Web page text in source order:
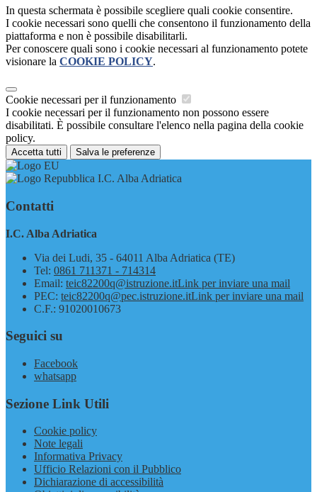
In questa schermata è possibile scegliere quali cookie consentire.
I cookie necessari sono quelli che consentono il funzionamento della
piattaforma e non è possibile disabilitarli.
Per conoscere quali sono i cookie necessari al funzionamento potete
visionare la COOKIE POLICY.
Cookie necessari per il funzionamento
I cookie necessari per il funzionamento non possono essere
disabilitati. È possibile consultare l'elenco nella pagina della cookie
policy.
Accetta tutti Salva le preferenze
I.C. Alba Adriatica
Contatti
I.C. Alba Adriatica
Via dei Ludi, 35 - 64011 Alba Adriatica (TE)
Tel: 0861 711371 - 714314
Email: teic82200q@istruzione.itLink per inviare una mail
PEC: teic82200q@pec.istruzione.itLink per inviare una mail
C.F.: 91020010673
Seguici su
Facebook
whatsapp
Sezione Link Utili
Cookie policy
Note legali
Informativa Privacy
Ufficio Relazioni con il Pubblico
Dichiarazione di accessibilità